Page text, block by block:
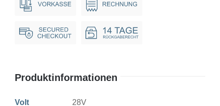
Produktinformationen
Volt 28V